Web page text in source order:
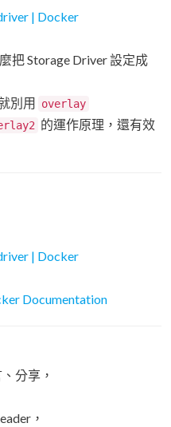
| Docker
把 Storage Driver 設定成
別用 overlay
的運作原理，還有效
| Docker
Documentation
分享，
，